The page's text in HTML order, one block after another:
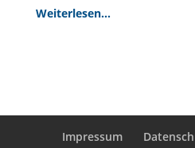
Weiterlesen…
Impressum